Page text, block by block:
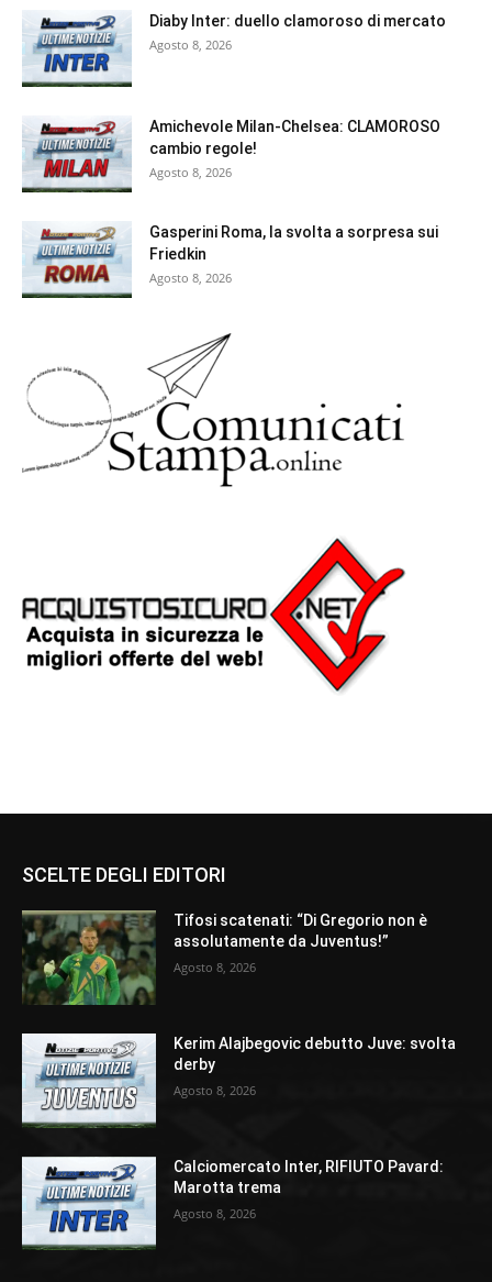
Diaby Inter: duello clamoroso di mercato
Agosto 8, 2026
Amichevole Milan-Chelsea: CLAMOROSO
cambio regole!
Agosto 8, 2026
Gasperini Roma, la svolta a sorpresa sui
Friedkin
Agosto 8, 2026
SCELTE DEGLI EDITORI
Tifosi scatenati: “Di Gregorio non è
assolutamente da Juventus!”
Agosto 8, 2026
Kerim Alajbegovic debutto Juve: svolta
derby
Agosto 8, 2026
Calciomercato Inter, RIFIUTO Pavard:
Marotta trema
Agosto 8, 2026